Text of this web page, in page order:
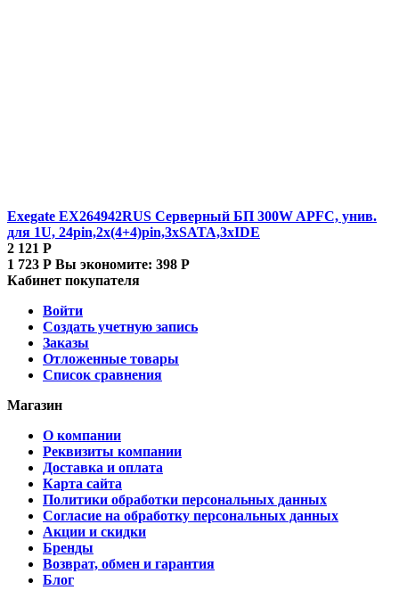
Exegate EX264942RUS Серверный БП 300W APFC, унив.
для 1U, 24pin,2x(4+4)pin,3xSATA,3xIDE
2 121 Р
1 723 Р Вы экономите: 398 Р
Кабинет покупателя
Войти
Создать учетную запись
Заказы
Отложенные товары
Список сравнения
Магазин
О компании
Реквизиты компании
Доставка и оплата
Карта сайта
Политики обработки персональных данных
Согласие на обработку персональных данных
Акции и скидки
Бренды
Возврат, обмен и гарантия
Блог